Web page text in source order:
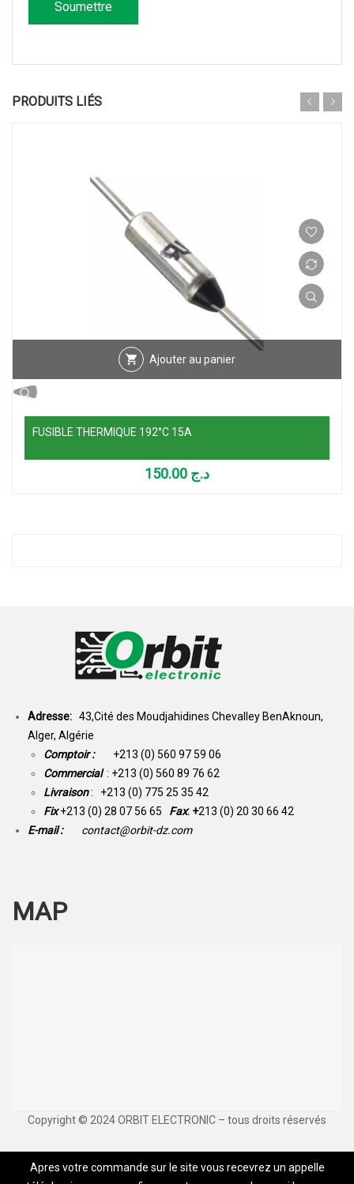
PRODUITS LIÉS
Ajouter au panier
FUSIBLE THERMIQUE 192°C 15A
د.ج
Adresse: 43,Cité des Moudjahidines Chevalley BenAknoun,
Alger, Algérie
Comptoir : +213 (0) 560 97 59 06
Commercial : +213 (0) 560 89 76 62
Livraison: +213 (0) 775 25 35 42
Fix +213 (0) 28 07 56 65 Fax: +213 (0) 20 30 66 42
E-mail :
contact@orbit-dz.com
MAP
Copyright © 2024 ORBIT ELECTRONIC – tous droits réservés
Apres votre commande sur le site vous recevrez un appelle